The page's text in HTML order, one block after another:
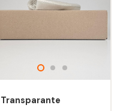
Transparante